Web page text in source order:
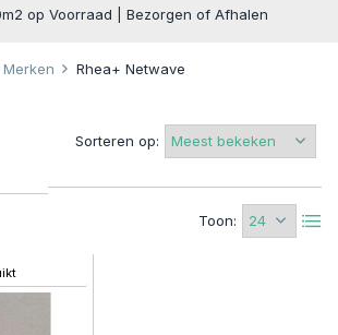
op Voorraad | Bezorgen of Afhalen
Merken Rhea+ Netwave
Toon:
Sorteren op: